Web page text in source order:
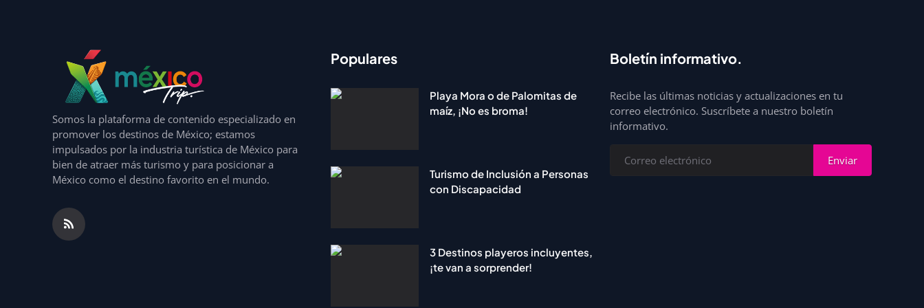
Somos la plataforma de contenido especializado en
promover los destinos de México; estamos
impulsados por la industria turística de México para
bien de atraer más turismo y para posicionar a
México como el destino favorito en el mundo.
Populares
Playa Mora o de Palomitas de
maíz, ¡No es broma!
Turismo de Inclusión a Personas
con Discapacidad
3 Destinos playeros incluyentes,
¡te van a sorprender!
Boletín informativo.
Recibe las últimas noticias y actualizaciones en tu
correo electrónico. Suscríbete a nuestro boletín
informativo.
Enviar